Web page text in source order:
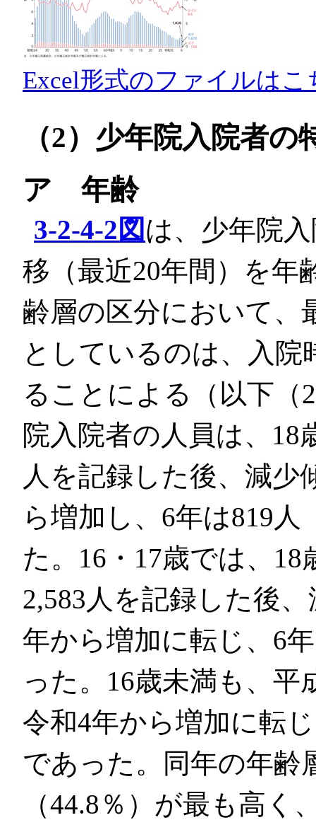
Excel形式のファイルはこ
（2）少年院入院者の
ア 年齢
3-2-4-2図は、少年院
移（最近20年間）を年
齢層の区分において、
としているのは、入院
ることによる（以下（
院入院者の人員は、18
人を記録した後、減少
ら増加し、6年は819
た。16・17歳では、
2,583人を記録した後
年から増加に転じ、6
った。16歳未満も、
令和4年から増加に転
であった。同年の年齢
（44.8％）が最も高く